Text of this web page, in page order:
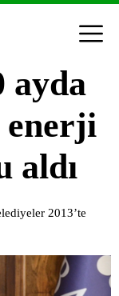
ayda
enerji
aldı
2013’te